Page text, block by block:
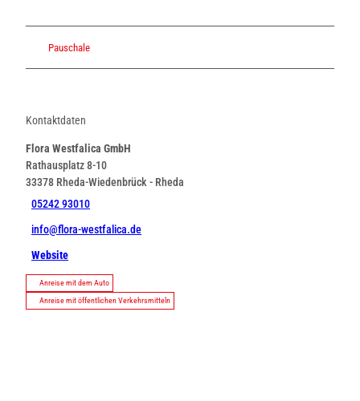
Pauschale
Kontaktdaten
Flora Westfalica GmbH
Rathausplatz 8-10
33378 Rheda-Wiedenbrück- Rheda
05242 93010
info@flora-westfalica.de
Website
Anreise mit dem Auto
Anreise mit öffentlichen Verkehrsmitteln